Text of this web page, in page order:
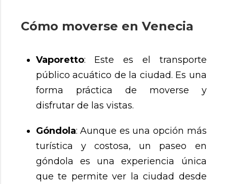
Cómo moverse en Venecia
Vaporetto: Este es el transporte
público acuático de la ciudad. Es una
forma práctica de moverse y
disfrutar de las vistas.
Góndola: Aunque es una opción más
turística y costosa, un paseo en
góndola es una experiencia única
que te permite ver la ciudad desde